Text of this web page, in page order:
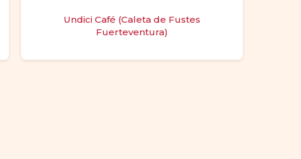
Undici Café (Caleta de Fustes
Fuerteventura)